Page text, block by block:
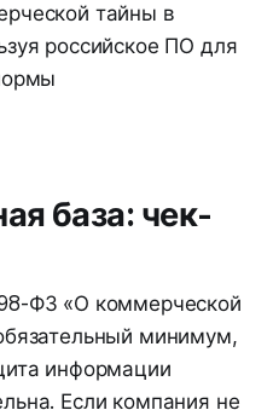
тайны в
российское ПО для
база: чек-
ФЗ «О коммерческой
минимум,
информации
Если компания не